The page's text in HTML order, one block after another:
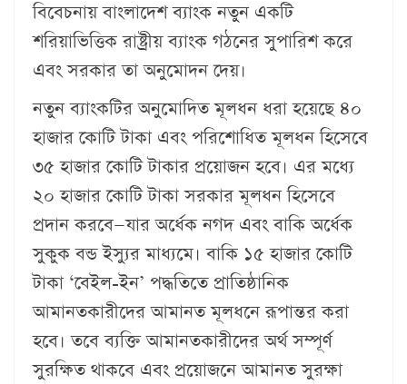
বিবেচনায় বাংলাদেশ ব্যাংক নতুন একটি
শরিয়াভিত্তিক রাষ্ট্রীয় ব্যাংক গঠনের সুপারিশ করে
এবং সরকার তা অনুমোদন দেয়।
নতুন ব্যাংকটির অনুমোদিত মূলধন ধরা হয়েছে ৪০
হাজার কোটি টাকা এবং পরিশোধিত মূলধন হিসেবে
৩৫ হাজার কোটি টাকার প্রয়োজন হবে। এর মধ্যে
২০ হাজার কোটি টাকা সরকার মূলধন হিসেবে
প্রদান করবে—যার অর্ধেক নগদ এবং বাকি অর্ধেক
সুকুক বন্ড ইস্যুর মাধ্যমে। বাকি ১৫ হাজার কোটি
টাকা ‘বেইল-ইন’ পদ্ধতিতে প্রাতিষ্ঠানিক
আমানতকারীদের আমানত মূলধনে রূপান্তর করা
হবে। তবে ব্যক্তি আমানতকারীদের অর্থ সম্পূর্ণ
সুরক্ষিত থাকবে এবং প্রয়োজনে আমানত সুরক্ষা